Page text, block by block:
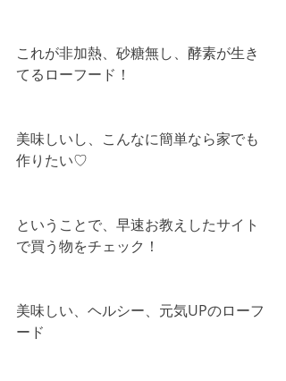
これが非加熱、砂糖無し、酵素が生き
てるローフード！
美味しいし、こんなに簡単なら家でも
作りたい♡
ということで、早速お教えしたサイト
で買う物をチェック！
美味しい、ヘルシー、元気UPのローフ
ード